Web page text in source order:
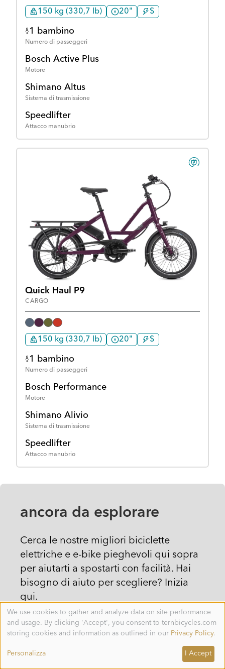
150 kg (330,7 lb) 20" $
1 bambino
Numero di passeggeri
Bosch Active Plus
Motore
Shimano Altus
Sistema di trasmissione
Speedlifter
Attacco manubrio
Quick Haul P9
CARGO
150 kg (330,7 lb) 20" $
1 bambino
Numero di passeggeri
Bosch Performance
Motore
Shimano Alivio
Sistema di trasmissione
Speedlifter
Attacco manubrio
ancora da esplorare
Cerca le nostre migliori biciclette
elettriche e e-bike pieghevoli qui sopra
per aiutarti a spostarti con facilità. Hai
bisogno di aiuto per scegliere? Inizia
qui.
Use
of
personal
and
We use cookies to gather and analyze data on site performance
and usage. By clicking 'Accept', you consent to ternbicycles.com
storing cookies and information as outlined in our Privacy Policy.
Personalizza I Accept